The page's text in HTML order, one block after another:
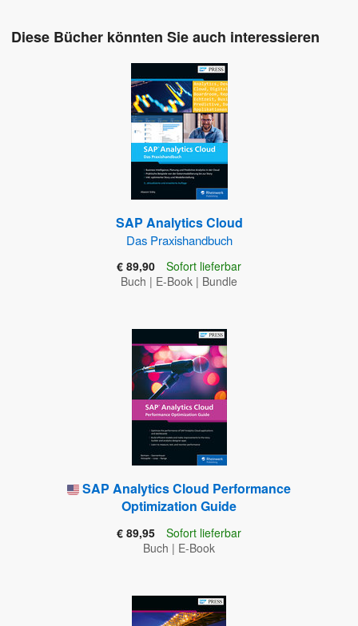
Diese Bücher könnten Sie auch interessieren
SAP Analytics Cloud
Das Praxishandbuch
€ 89,90
Sofort lieferbar
Buch | E-Book | Bundle
SAP Analytics Cloud Performance
Optimization Guide
€ 89,95
Sofort lieferbar
Buch | E-Book